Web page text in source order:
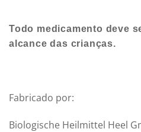
Todo medicamento deve
alcance das crianças.
Fabricado por:
Biologische Heilmittel Heel